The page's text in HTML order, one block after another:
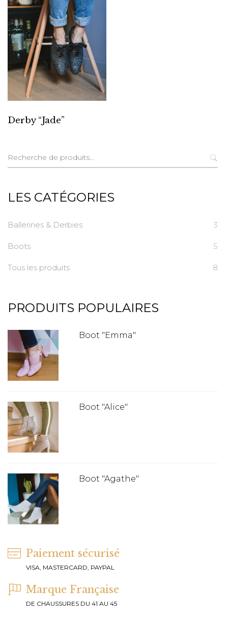
Derby “Jade”
Recherche
LES CATÉGORIES
Ballerines & Derbies 3
Boots 5
Tous les produits 8
PRODUITS POPULAIRES
Boot "Emma"
Boot "Alice"
Boot "Agathe"
Paiement sécurisé
VISA, MASTERCARD, PAYPAL
Marque Française
DE CHAUSSURES DU 41 AU 45